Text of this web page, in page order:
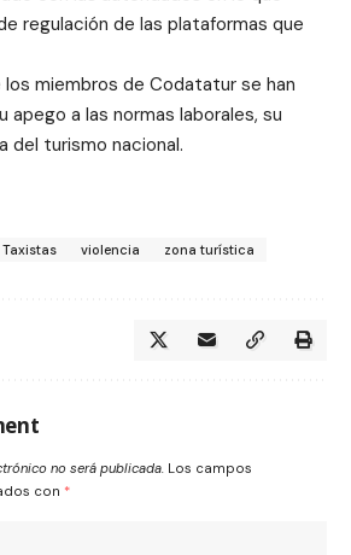
regulación de las plataformas que
los miembros de Codatatur se han
a las normas laborales, su
del turismo nacional.
Taxistas violencia zona turística
no será publicada. Los campos
con *